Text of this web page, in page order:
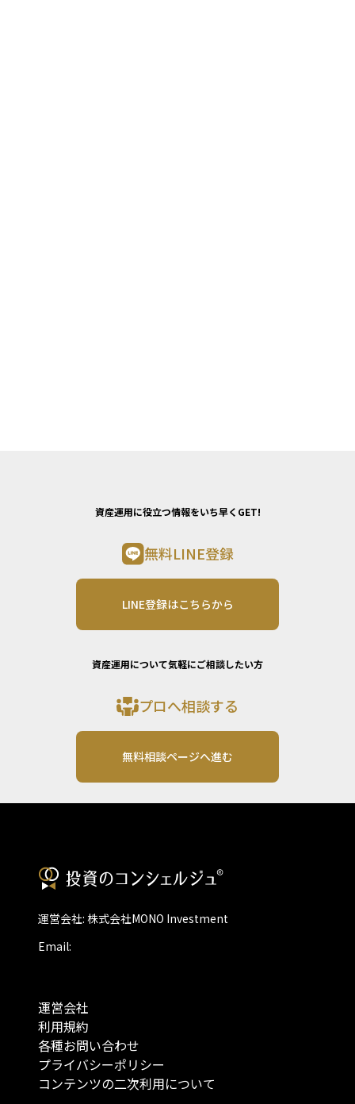
資産運用に役立つ情報をいち早くGET!
無料LINE登録
LINE登録はこちらから
資産運用について気軽にご相談したい方
プロへ相談する
無料相談ページへ進む
運営会社: 株式会社MONO Investment
Email:
運営会社
利用規約
各種お問い合わせ
プライバシーポリシー
コンテンツの二次利用について